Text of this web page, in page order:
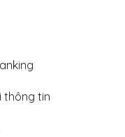
thông tin